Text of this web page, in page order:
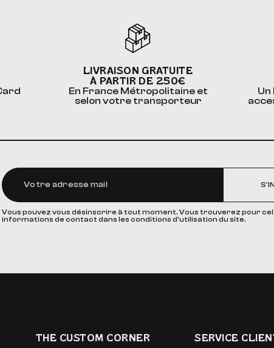
LIVRAISON GRATUITE
À PARTIR DE 250€
En France Métropolitaine et
selon votre transporteur
Vous pouvez vous désinscrire à tout moment. Vous trouverez pour
informations de contact dans les conditions d'utilisation du site.
THE CUSTOM CORNER SERVICE